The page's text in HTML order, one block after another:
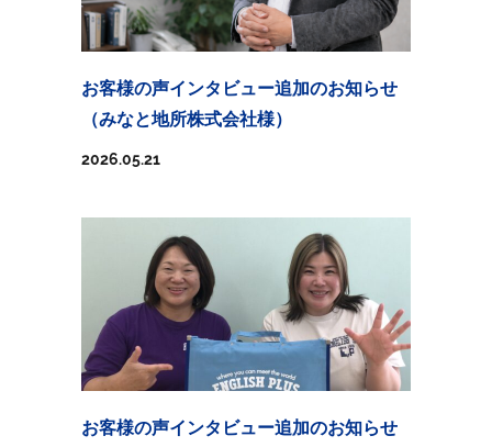
お客様の声インタビュー追加のお知らせ
（みなと地所株式会社様）
2026.05.21
お客様の声インタビュー追加のお知らせ